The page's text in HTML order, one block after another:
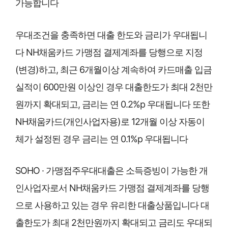
가능합니다
우대조건을 충족하면 대출 한도와 금리가 우대됩니
다 NH채움카드 가맹점 결제계좌를 당행으로 지정
(변경)하고, 최근 6개월이상 계속하여 카드매출 입금
실적이 600만원 이상인 경우 대출한도가 최대 2천만
원까지 확대되고, 금리는 연 0.2%p 우대됩니다 또한
NH채움카드(개인사업자용)로 12개월 이상 자동이
체가 설정된 경우 금리는 연 0.1%p 우대됩니다
SOHO · 가맹점주우대대출은 소득증빙이 가능한 개
인사업자로서 NH채움카드 가맹점 결제계좌를 당행
으로 사용하고 있는 경우 유리한 대출상품입니다 대
출한도가 최대 2천만원까지 확대되고 금리도 우대되